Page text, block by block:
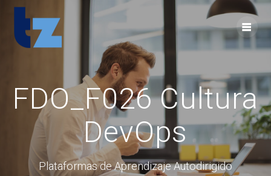
content
FDO_F026 Cultura
DevOps
Plataformas de Aprendizaje Autodirigido